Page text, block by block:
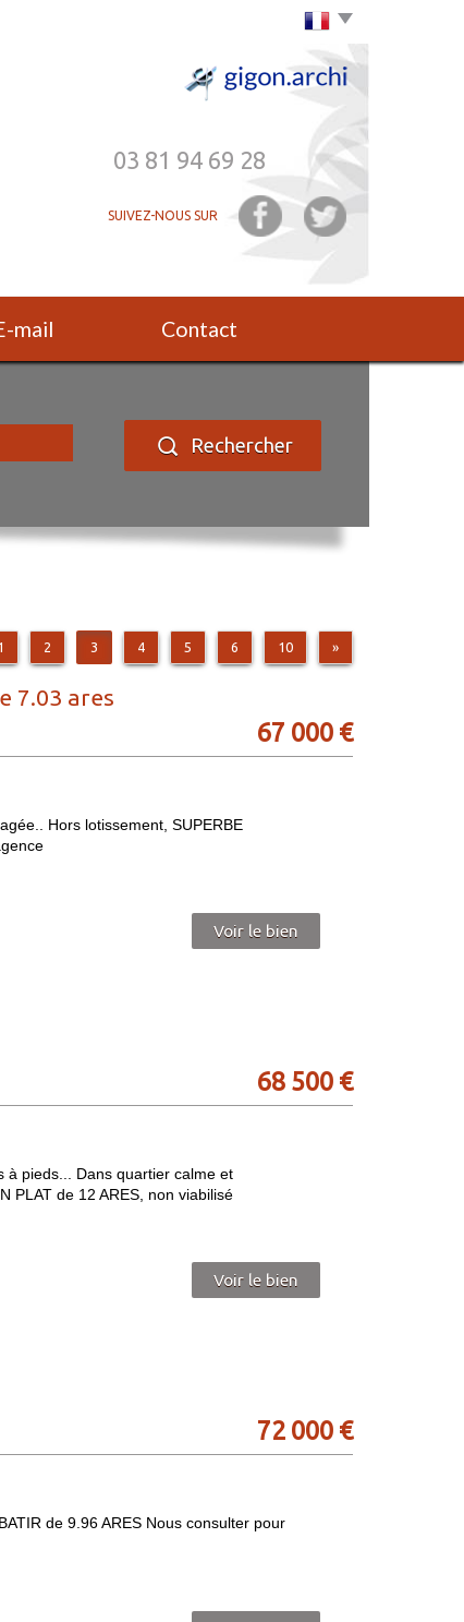
03 81 94 69 28
SUIVEZ-NOUS SUR
mail Contact
Rechercher
2 3 4 5 6 10 »
7.03 ares
67 000 €
Hors lotissement, SUPERBE
Voir le bien
68 500 €
à pieds... Dans quartier calme et
PLAT de 12 ARES, non viabilisé
Voir le bien
72 000 €
de 9.96 ARES Nous consulter pour